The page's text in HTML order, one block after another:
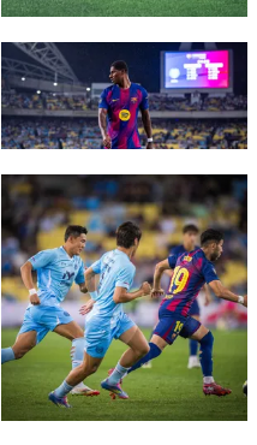
FC Barcelona club badge
FC Barcelona club badge